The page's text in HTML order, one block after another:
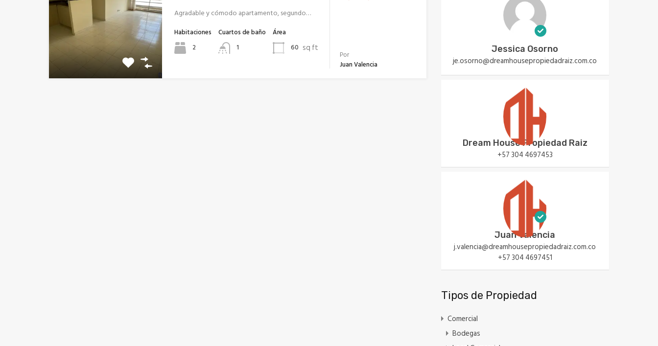
Agradable y cómodo apartamento, segundo…
Habitaciones
2
Cuartos de baño
1
Área
60 sq ft
Por
Juan Valencia
Jessica Osorno
je.osorno@dreamhousepropiedadraiz.com.co
Dream House Propiedad Raiz
+57 304 4697453
Juan Valencia
j.valencia@dreamhousepropiedadraiz.com.co
+57 304 4697451
Tipos de Propiedad
Comercial
Bodegas